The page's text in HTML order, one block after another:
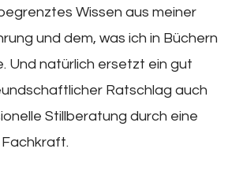
Wissen aus meiner
und dem, was ich in Büchern
Und natürlich ersetzt ein gut
Ratschlag auch
Stillberatung durch eine